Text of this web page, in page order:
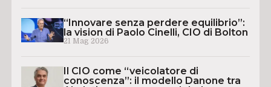
“Innovare senza perdere equilibrio”:
la vision di Paolo Cinelli, CIO di Bolton
21 Mag 2026
Il CIO come “veicolatore di
conoscenza”: il modello Danone tra